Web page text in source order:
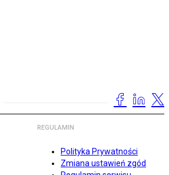
REGULAMIN
Polityka Prywatności
Zmiana ustawień zgód